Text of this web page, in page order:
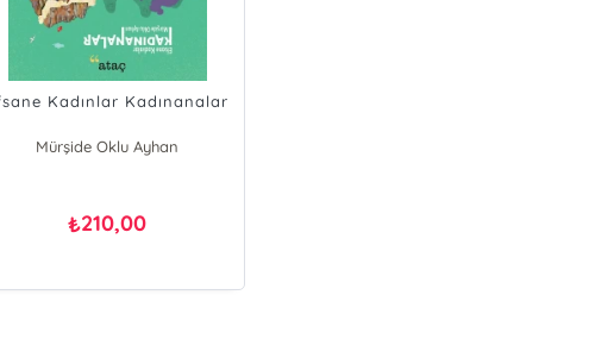
Kadınlar Kadınanalar
Mürşide Oklu Ayhan
₺210,00